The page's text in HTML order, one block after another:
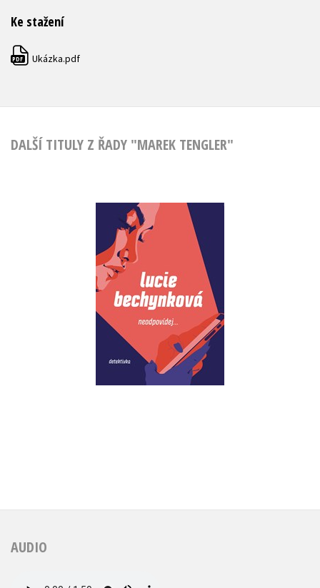
Ke stažení
PDF Ukázka.pdf
DALŠÍ TITULY Z ŘADY "MAREK TENGLER"
Neodpovídej
Lucie Bechynková
Do košíku
399 Kč
319 Kč
AUDIO